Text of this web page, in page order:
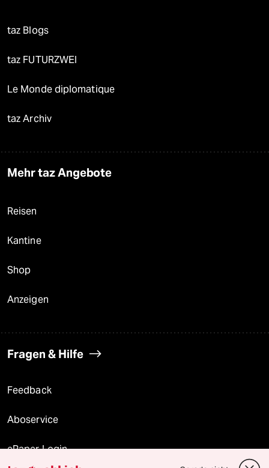
taz Blogs
taz FUTURZWEI
Le Monde diplomatique
taz Archiv
Mehr taz Angebote
Reisen
Kantine
Shop
Anzeigen
Fragen & Hilfe
Feedback
Aboservice
ePaper Login